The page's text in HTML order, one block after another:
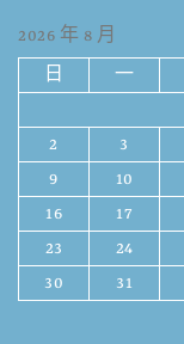
2026 年 8 月
日 一
2
3
9
10
16
17
23
24
30
31